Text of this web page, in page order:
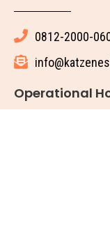
0812-2000-
Operational